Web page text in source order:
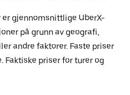
gjennomsnittlige UberX-
på grunn av geografi,
andre faktorer. Faste priser
Faktiske priser for turer og